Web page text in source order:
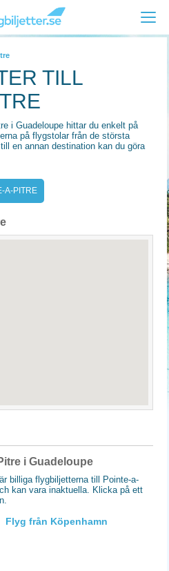
TILL
i Guadeloupe hittar du enkelt på
på flygstolar från de största
en annan destination kan du göra
A-PITRE
i Guadeloupe
billiga flygbiljetterna till Pointe-a-
kan vara inaktuella. Klicka på ett
Flyg från Köpenhamn